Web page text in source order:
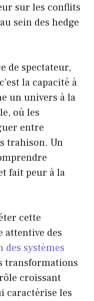
sur les conflits
sein des hedge
de spectateur,
la capacité à
un univers à la
où les
entre
trahison. Un
fait peur à la
cette
des
systèmes
transformations
croissant
caractérise les